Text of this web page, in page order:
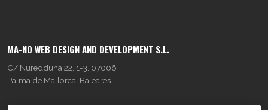
MA-NO WEB DESIGN AND DEVELOPMENT S.L.
C/ Nuredduna 22, 1-3, 07006
Palma de Mallorca, Baleares